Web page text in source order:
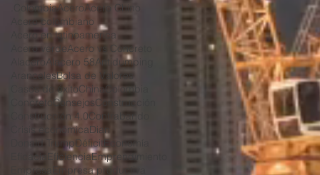
.ColombiaAceroAcero Chino
Acero colombiano
Acero en latinoamerica
Acero verdeAcero vs Concreto
Alacero Alacero 58Antidumping
ArancelesBolsa de Valores
Casos de éxitoChinaColombia
Concreto
ConsejosConstrucción
Construcción 4.0Contrabando
Crisis económicaDian
Donald TrumpDéficit Economía
Eficacia EficienciaEmprendimiento
Empresa
Empresa productiva